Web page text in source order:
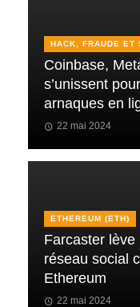
HACK, FRAUDE ET
Coinbase,
s’unissent
arnaques en
22 mai 2024
ETHEREUM (ETH)
Farcaster lève
réseau social
Ethereum
22 mai 2024